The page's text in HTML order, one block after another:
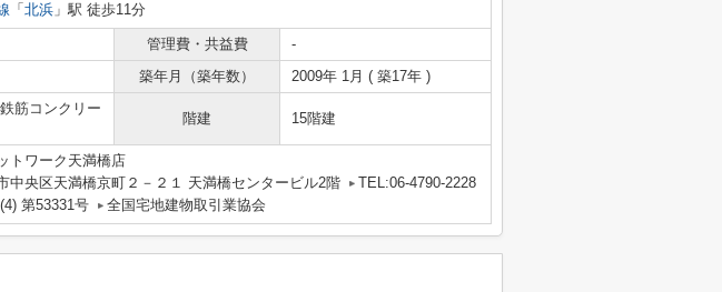
「 北浜 」駅 徒歩11分
管理費・共益費
-
築年月（築年数） 2009年 1月 ( 築17年 )
筋コンクリー
階建 15階建
トワーク天満橋店
中央区天満橋京町２－２１ 天満橋センタービル2階
TEL:06-4790-2228
第53331号
全国宅地建物取引業協会